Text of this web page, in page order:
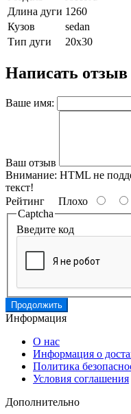
Длина дуги 1260
Кузов
sedan
Тип дуги
20х30
Написать отзыв
Ваше имя:
Ваш отзыв
Внимание: HTML не
текст!
Рейтинг Плохо
Captcha
Введите код
Продолжить
Информация
О нас
Информация о
Политика
Условия соглашения
Дополнительно